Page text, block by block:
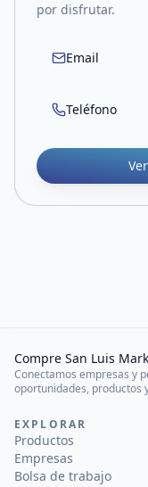
por disfrutar.
Email
Teléfono
Compre San Luis
Conectamos empresas y
oportunidades, productos
EXPLORAR
Productos
Empresas
Bolsa de trabajo